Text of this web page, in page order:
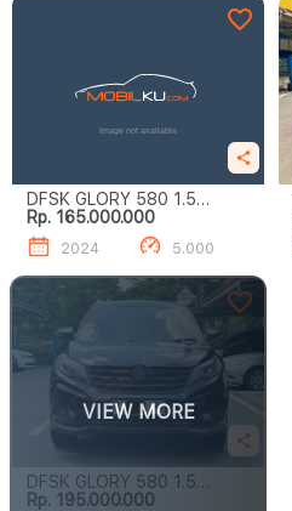
DFSK GLORY 580 1.5
TURBO LUXURY
Rp. 165.000.000
2024 5.000
DFSK GLORY 580 1.5
TURBO LUXURY
Rp. 195.000.000
VIEW MORE